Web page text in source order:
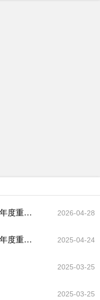
关于公布《尼勒克县人民政府2026年度重大行政决策事项目录》的通知 2026-04-28
关于公布《尼勒克县人民政府2025年度重大行政决策事项目录》的通知 2025-04-24
2025-03-25
2025-03-25